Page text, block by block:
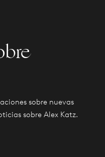
sobre nuevas
sobre Alex Katz.